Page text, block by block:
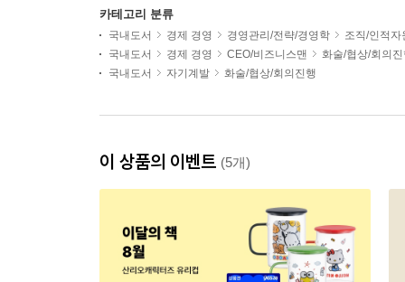
카테고리 분류
국내도서 경제 경영 경영관리/전략/경영학
조직/인적자
국내도서
경제 경영 CEO/비즈니스맨
화술/협상/회의
국내도서
자기계발 화술/협상/회의진행
이 상품의 이벤트 (5개)